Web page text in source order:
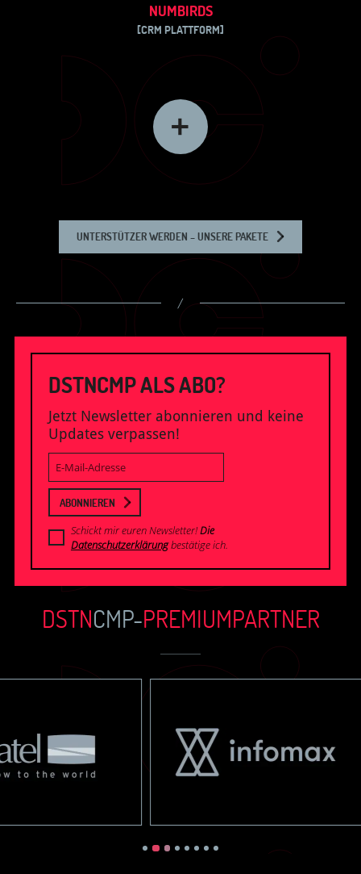
NUMBIRDS
[CRM PLATTFORM]
UNTERSTÜTZER WERDEN – UNSERE PAKETE
/
DSTNCMP ALS ABO?
Jetzt Newsletter abonnieren und keine
Updates verpassen!
Mail-
Adresse
ABONNIEREN
Schickt mir euren Newsletter!Die
Datenschutzerklärungbestätige ich.
DSTNCMP-PREMIUMPARTNER